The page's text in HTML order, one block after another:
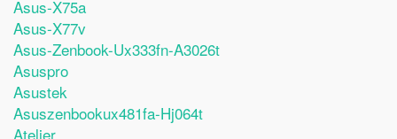
Asus-X75a
Asus-X77v
Asus-Zenbook-Ux333fn-A3026t
Asuspro
Asustek
Asuszenbookux481fa-Hj064t
Atelier